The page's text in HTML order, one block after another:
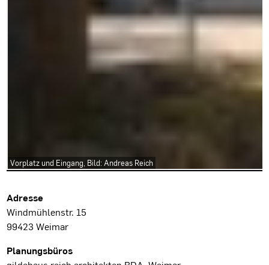
Vorplatz und Eingang, Bild: Andreas Reich
Projektdaten
Adresse
Windmühlenstr. 15
99423 Weimar
Planungsbüros